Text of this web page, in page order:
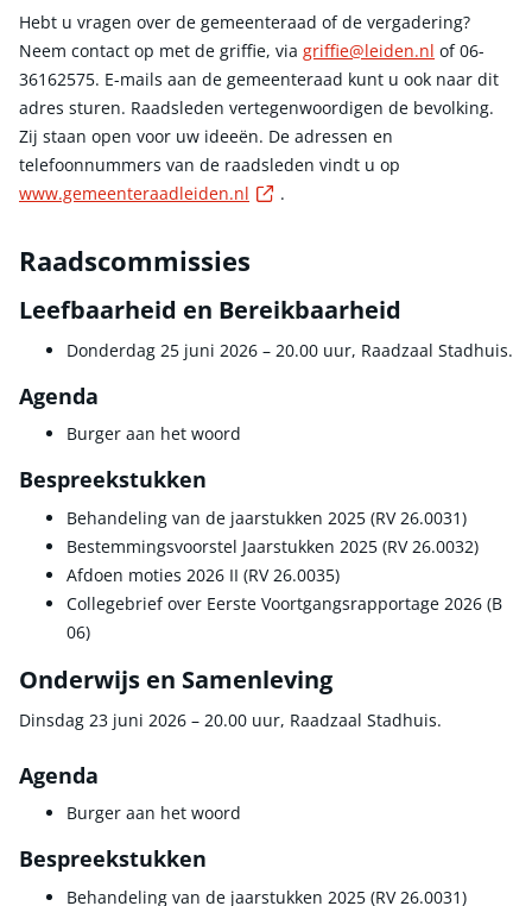
Hebt u vragen over de gemeenteraad of de vergadering?
Neem contact op met de griffie, via griffie@leiden.nl of 06-
36162575. E-mails aan de gemeenteraad kunt u ook naar dit
adres sturen. Raadsleden vertegenwoordigen de bevolking.
Zij staan open voor uw ideeën. De adressen en
telefoonnummers van de raadsleden vindt u op
www.gemeenteraadleiden.nl
Externe link
.
Raadscommissies
Leefbaarheid en Bereikbaarheid
Donderdag 25 juni 2026 – 20.00 uur, Raadzaal Stadhuis.
Agenda
Burger aan het woord
Bespreekstukken
Behandeling van de jaarstukken 2025 (RV 26.0031)
Bestemmingsvoorstel Jaarstukken 2025 (RV 26.0032)
Afdoen moties 2026 II (RV 26.0035)
Collegebrief over Eerste Voortgangsrapportage 2026 (B
06)
Onderwijs en Samenleving
Dinsdag 23 juni 2026 – 20.00 uur, Raadzaal Stadhuis.
Agenda
Burger aan het woord
Bespreekstukken
Behandeling van de jaarstukken 2025 (RV 26.0031)